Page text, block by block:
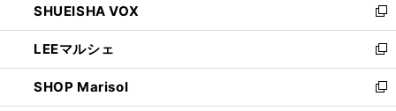
で
開
く
ド
ウ
で
開
く
ィ
ン
ド
ウ
で
開
い
ウ
ィ
ン
ド
ウ
SHUEISHA VOX
新
し
い
ウ
ィ
ン
LEEマルシェ
新
し
い
SHOP Marisol
新